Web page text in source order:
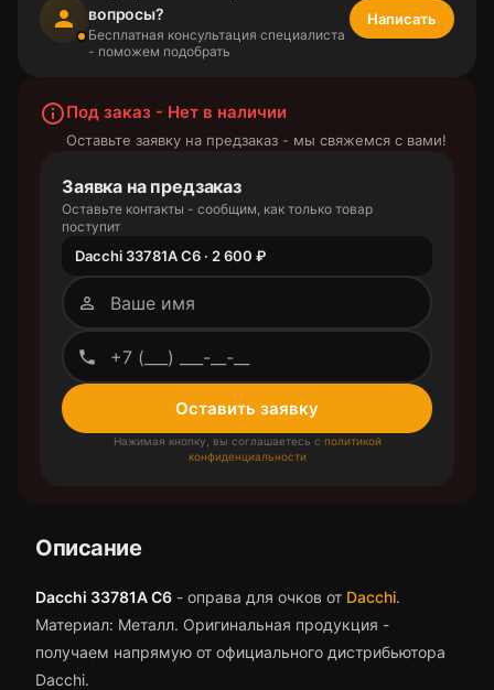
person
вопросы?
Бесплатная консультация специалиста
- поможем подобрать
Написать
info_outlineПод заказ - Нет в наличии
Оставьте заявку на предзаказ - мы свяжемся с вами!
Заявка на предзаказ
Оставьте контакты - сообщим, как только товар
поступит
Dacchi 33781A C6 · 2 600 ₽
person_outline
phone_outlined
Оставить заявку
Нажимая кнопку, вы соглашаетесь с политикой
конфиденциальности
Описание
Dacchi 33781A C6 - оправа для очков от Dacchi.
Материал: Металл. Оригинальная продукция -
получаем напрямую от официального дистрибьютора
Dacchi.